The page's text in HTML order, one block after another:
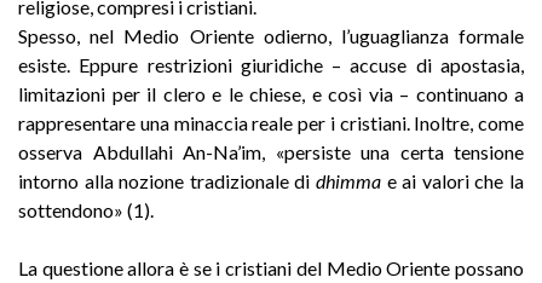
religiose, compresi i cristiani.
Spesso, nel Medio Oriente odierno, l’uguaglianza formale
esiste. Eppure restrizioni giuridiche – accuse di apostasia,
limitazioni per il clero e le chiese, e così via – continuano a
rappresentare una minaccia reale per i cristiani. Inoltre, come
osserva Abdullahi An-Na’im, «persiste una certa tensione
intorno alla nozione tradizionale di dhimma e ai valori che la
sottendono» (1).
La questione allora è se i cristiani del Medio Oriente possano